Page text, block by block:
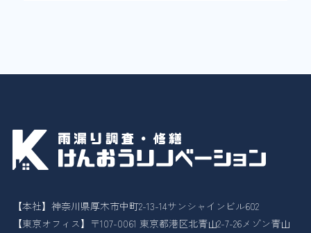
【本社】神奈川県厚木市中町2-13-14サンシャインビル602
【東京オフィス】〒107-0061 東京都港区北青山2-7-26メゾン青山